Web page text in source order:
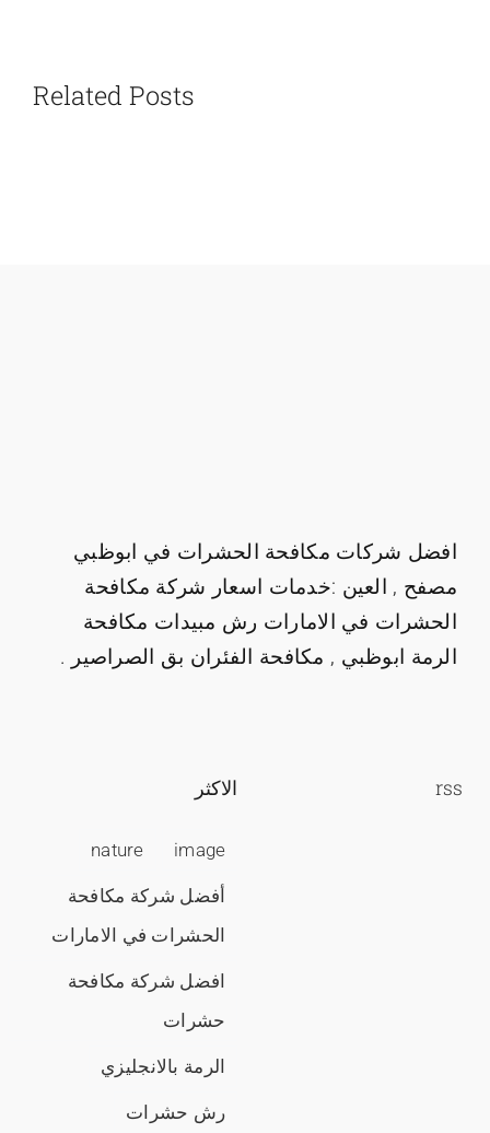
Related Posts
افضل شركات مكافحة الحشرات في ابوظبي
مصفح , العين :خدمات اسعار شركة مكافحة
الحشرات في الامارات رش مبيدات مكافحة
الرمة ابوظبي , مكافحة الفئران بق الصراصير .
rss الاكثر
image
nature
أفضل شركة مكافحة
الحشرات في الامارات
افضل شركة مكافحة
حشرات
الرمة بالانجليزي
رش حشرات